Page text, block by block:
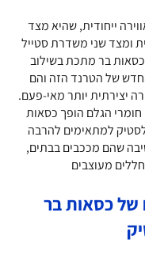
ייחודית, שהיא מצד
ומצד שני משדרת סטייל
בר מתכת בשילוב
של הטרנד הזה והם
יצירתית יותר מאי-פעם.
חומרי הגלם הופך כסאות
למתאימים להרבה
שהם מככבים בבתים,
מעוצבים
של כסאות בר